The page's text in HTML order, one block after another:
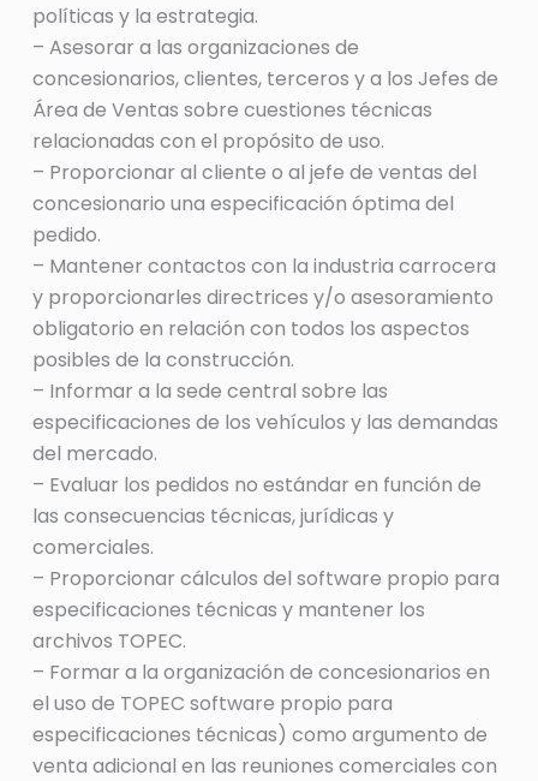
políticas y la estrategia.
– Asesorar a las organizaciones de
concesionarios, clientes, terceros y a los Jefes de
Área de Ventas sobre cuestiones técnicas
relacionadas con el propósito de uso.
– Proporcionar al cliente o al jefe de ventas del
concesionario una especificación óptima del
pedido.
– Mantener contactos con la industria carrocera
y proporcionarles directrices y/o asesoramiento
obligatorio en relación con todos los aspectos
posibles de la construcción.
– Informar a la sede central sobre las
especificaciones de los vehículos y las demandas
del mercado.
– Evaluar los pedidos no estándar en función de
las consecuencias técnicas, jurídicas y
comerciales.
– Proporcionar cálculos del software propio para
especificaciones técnicas y mantener los
archivos TOPEC.
– Formar a la organización de concesionarios en
el uso de TOPEC software propio para
especificaciones técnicas) como argumento de
venta adicional en las reuniones comerciales con